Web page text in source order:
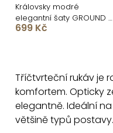
Královsky modré
elegantní šaty GROUND s
dlouhým rukávem
699 Kč
Tříčtvrteční rukáv je
komfortem. Opticky
elegantně. Ideální
většině typů postavy.